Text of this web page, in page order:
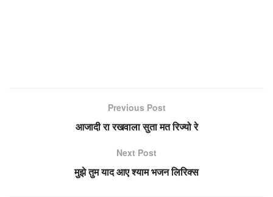
Previous Post
आजादी रा रखवाला सुता मत रिज्यो रे
Next Post
मुझे तुम याद आए श्याम भजन लिरिक्स